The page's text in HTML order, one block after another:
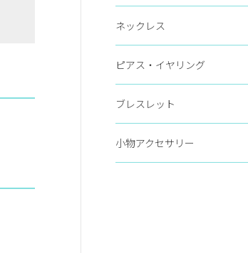
ネックレス
ピアス・イヤリング
ブレスレット
小物アクセサリー